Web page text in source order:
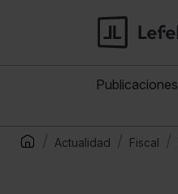
Publicaciones
Actualidad Fiscal